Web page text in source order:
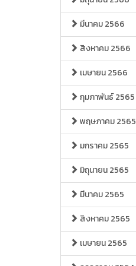
มีนาคม 2566
สิงหาคม 2566
เมษายน 2566
กุมภาพันธ์ 2565
พฤษภาคม 2565
มกราคม 2565
มิถุนายน 2565
มีนาคม 2565
สิงหาคม 2565
เมษายน 2565